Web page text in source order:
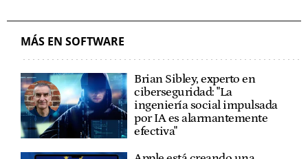
MÁS EN SOFTWARE
Brian Sibley, experto en
ciberseguridad: "La
ingeniería social impulsada
por IA es alarmantemente
efectiva"